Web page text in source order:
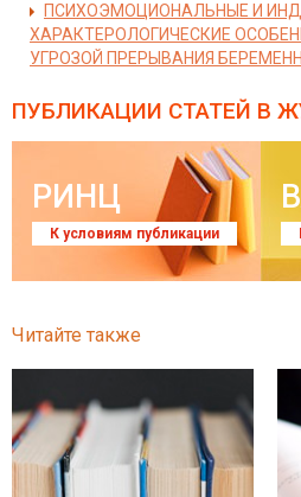
ПСИХОЭМОЦИОНАЛЬНЫЕ И
ХАРАКТЕРОЛОГИЧЕСКИЕ
УГРОЗОЙ ПРЕРЫВАНИЯ
ПУБЛИКАЦИИ СТАТЕЙ В
РИНЦ
К условиям публикации
Читайте также